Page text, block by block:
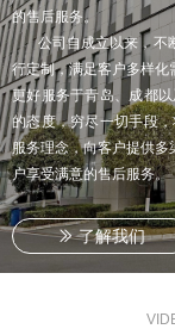
的售后服务。
公司自成立以来，不断
行定制，满足客户多样
更好服务于青岛、成都
的态度，穷尽一切手段
服务理念，向客户提供
户享受满意的售后服务。
ꅀ 了解我们